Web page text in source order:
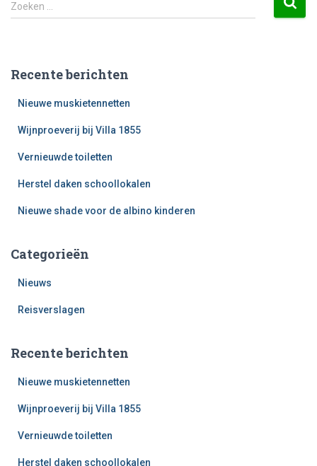
Zoeken …
Recente berichten
Nieuwe muskietennetten
Wijnproeverij bij Villa 1855
Vernieuwde toiletten
Herstel daken schoollokalen
Nieuwe shade voor de albino kinderen
Categorieën
Nieuws
Reisverslagen
Recente berichten
Nieuwe muskietennetten
Wijnproeverij bij Villa 1855
Vernieuwde toiletten
Herstel daken schoollokalen